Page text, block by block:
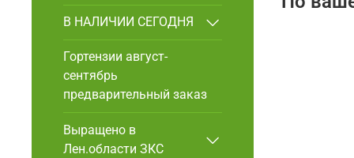
В НАЛИЧИИ СЕГОДНЯ
Гортензии август-
сентябрь
предварительный заказ
Выращено в
Лен.области ЗКС